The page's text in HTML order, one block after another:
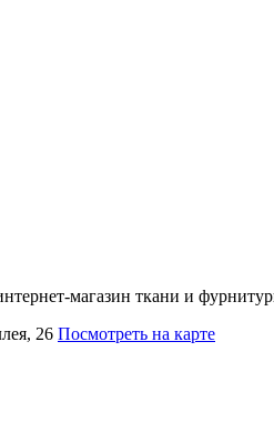
магазин ткани и
26 Посмотреть на карте